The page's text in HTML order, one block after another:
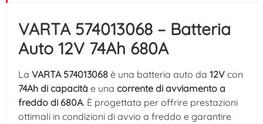
VARTA 574013068 – Batteria
Auto 12V 74Ah 680A
La VARTA 574013068 è una batteria auto da 12V con
74Ah di capacità e una corrente di avviamento a
freddo di 680A. È progettata per offrire prestazioni
ottimali in condizioni di avvio a freddo e garantire